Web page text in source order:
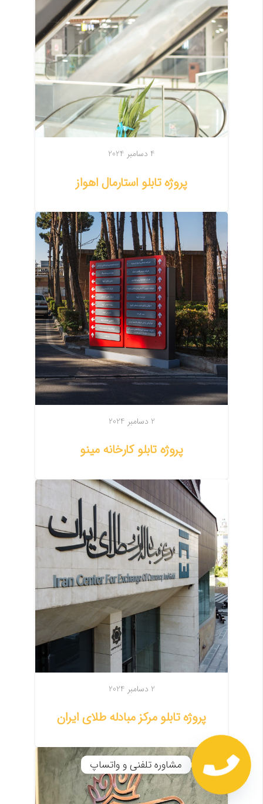
4 دسامبر 2024
پروژه تابلو استارمال اهواز
2 دسامبر 2024
پروژه تابلو کارخانه مینو
2 دسامبر 2024
پروژه تابلو مرکز مبادله طلای ایران
مشاوره تلفنی و واتساپ
Open